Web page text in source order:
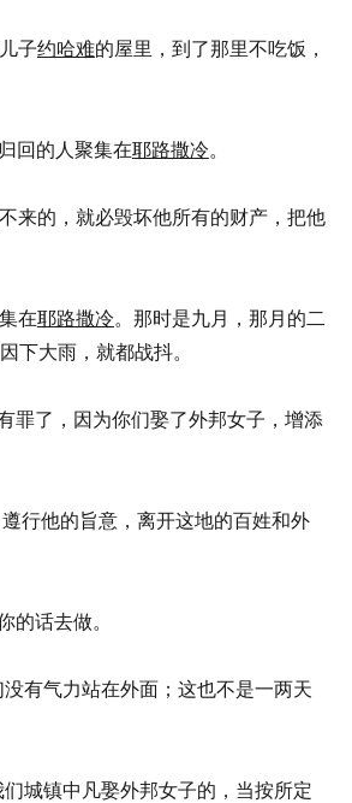
子约哈难的屋里，到了那里不吃饭，
回的人聚集在耶路撒冷。
来的，就必毁坏他所有的财产，把他
在耶路撒冷。那时是九月，那月的二
下大雨，就都战抖。
罪了，因为你们娶了外邦女子，增添
行他的旨意，离开这地的百姓和外
的话去做。
有气力站在外面；这也不是一两天
城镇中凡娶外邦女子的，当按所定